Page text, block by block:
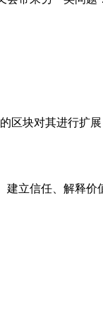
块对其进行扩
立信任、解释